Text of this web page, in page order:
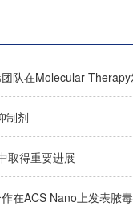
制剂
取得重要进展